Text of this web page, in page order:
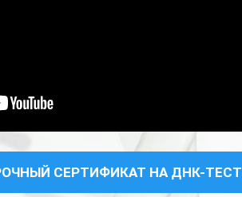
СЕРТИФИКАТ НА ДНК-ТЕСТ